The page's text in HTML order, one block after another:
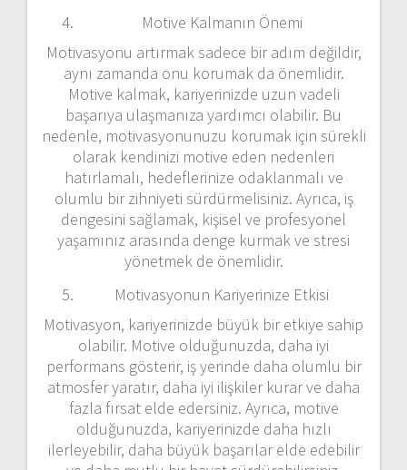
Motive Kalmanın Önemi
Motivasyonu artırmak sadece bir adım değildir,
aynı zamanda onu korumak da önemlidir.
Motive kalmak, kariyerinizde uzun vadeli
başarıya ulaşmanıza yardımcı olabilir. Bu
nedenle, motivasyonunuzu korumak için sürekli
olarak kendinizi motive eden nedenleri
hatırlamalı, hedeflerinize odaklanmalı ve
olumlu bir zihniyeti sürdürmelisiniz. Ayrıca, iş
dengesini sağlamak, kişisel ve profesyonel
yaşamınız arasında denge kurmak ve stresi
yönetmek de önemlidir.
Motivasyonun Kariyerinize Etkisi
Motivasyon, kariyerinizde büyük bir etkiye sahip
olabilir. Motive olduğunuzda, daha iyi
performans gösterir, iş yerinde daha olumlu bir
atmosfer yaratır, daha iyi ilişkiler kurar ve daha
fazla fırsat elde edersiniz. Ayrıca, motive
olduğunuzda, kariyerinizde daha hızlı
ilerleyebilir, daha büyük başarılar elde edebilir